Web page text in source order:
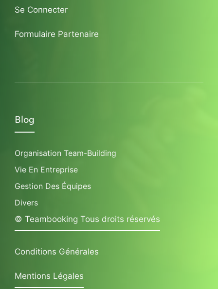
Se Connecter
Formulaire Partenaire
Blog
Organisation Team-Building
Vie En Entreprise
Gestion Des Équipes
Divers
© Teambooking Tous droits réservés
Conditions Générales
Mentions Légales